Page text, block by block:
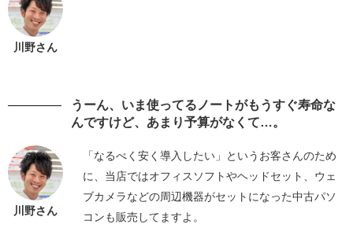
川野さん
うーん、いま使ってるノートがもうすぐ寿命な
んですけど、あまり予算がなくて…。
川野さん
「なるべく安く導入したい」というお客さんのため
に、当店ではオフィスソフトやヘッドセット、ウェ
ブカメラなどの周辺機器がセットになった中古パソ
コンも販売してますよ。